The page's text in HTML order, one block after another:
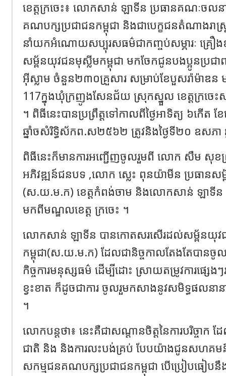
ខេត្តក្រចេះ៖ លោកសាន់ ឡាទីន ប្រធានគណៈចល
គណបក្សប្រជាជនកម្ពុជា និងជាបេក្ខជនតំណាងរាស្
នាំយកអំណោយសប្បុរសធម៌ជាកញ្ចប់សម្ភារៈ គ្រឿ
សម្ព័នយុវជនមុស្លីមកម្ពុជា មកចែកជូនបងប្អូនប្រជាព
អ៊ីស្លាម ចំនួន២៣០គ្រួសារ សម្រាប់ខែបួសរ៉ាម៉ាឌន
117ក្នុងឃុំក្រញូងសែនជ័យ ស្រុកស្នួល ខេត្តក្រចេះ
។ ពិធីនេះបានប្រព្រឹត្ដទៅកាលពីថ្ងៃអាទិត្យ ៦កើត ខែ
ឆ្នាំចសំរិទ្ធិស័កព.ស២៥៦២ ត្រូវនិងថ្ងៃទី២០ ឧសភា
ពិធីនេះក៏មានការអញ្ជើញចូលរួមពី លោក សឹម សុខព្
អភិវឌ្ឍន៍ជនបទ ,លោក ស្លេះ ពុនយ៉ាមីន ប្រធានសម្
(ស.យ.ម.ក) ខេត្តកំពង់ចាម និងលោកសាន់ ឡាទីន ជ
មកពីមណ្ឌលខេត្ត ក្រចេះ ។
លោកសាន់ ឡាទីន បានកោតសរសើរដល់សម្ព័នយុវ
កម្ពុជា(ស.យ.ម.ក) ដែលជានិច្ចកាលតែងតែបាន
កិច្ចការមនុស្សធម៌ ដើម្បីដោះ ស្រាយតម្រូវការផ្សេង
ខ្វះខាត ក៏ដូចជាការ ចូលរួមកសាងនូវសមិទ្ធផលន
។
លោកបន្តថា៖ នេះគឺជាសណ្តានចិត្តនៃការបរិច្ចាក
ជាតិ និង និងការលះបង់គ្រប់ បែបយ៉ាងជូនសហគម
សកម្មជនគណបក្សប្រជាជនកម្ពុជា បើប្រៀបធៀប